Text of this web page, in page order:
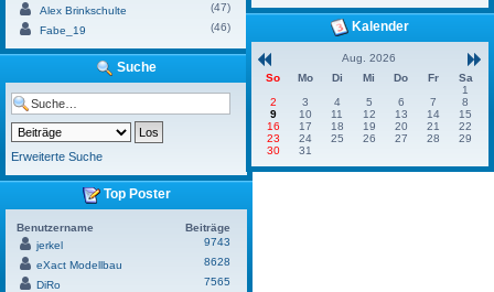
Alex Brinkschulte
(47)
Fabe_19
(46)
Suche
Erweiterte Suche
Top Poster
Benutzername
Beiträge
jerkel
9743
eXact Modellbau
8628
DiRo
7565
Kalender
Aug. 2026
So
Mo Di Mi Do Fr
Sa
1
2
3 4 5 6 7
8
9
10 11 12 13 14
15
16
17 18 19 20 21
22
23
24 25 26 27 28
29
30
31